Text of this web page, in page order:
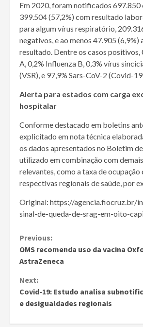
Em 2020, foram notificados 697.850
399.504 (57,2%) com resultado
para algum vírus respiratório,
negativos, e ao menos 47.905 (6,9%)
resultado. Dentre os casos positivos,
A, 0,2% Influenza B, 0,3% vírus
(VSR), e 97,9% Sars-CoV-2 (Covid-
Alerta para estados com carga
hospitalar
Conforme destacado em boletins
explicitado em nota técnica
os dados apresentados no Boletim
utilizado em combinação com
relevantes, como a taxa de ocupação
respectivas regionais de saúde, por
Original: https://agencia.fiocruz.br/
sinal-de-queda-de-srag-em-oito-
Continue
Reading
Previous:
OMS recomenda uso da vacina
AstraZeneca
Next:
Covid-19: Estudo analisa
e desigualdades regionais